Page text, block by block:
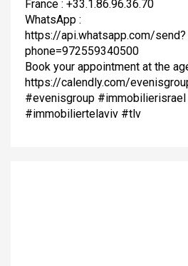
France : +33.1.86.96.36.70
WhatsApp :
https://api.whatsapp.com/send?
phone=972559340500
Book your appointment at the
https://calendly.com/
#evenisgroup
#immobiliertelaviv #tlv